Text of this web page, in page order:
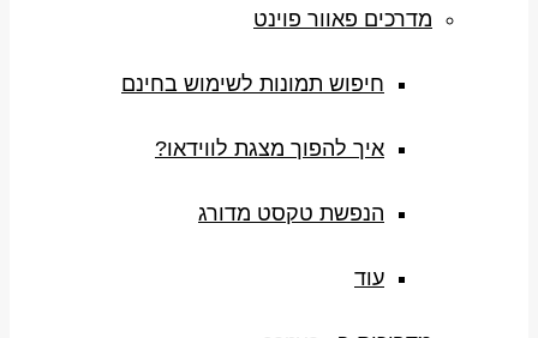
מדרכים פאוור פוינט
חיפוש תמונות לשימוש בחינם
איך להפוך מצגת לווידאו?
הנפשת טקסט מדורג
עוד